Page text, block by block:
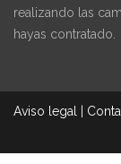
realizando las
hayas contratado.
Aviso legal